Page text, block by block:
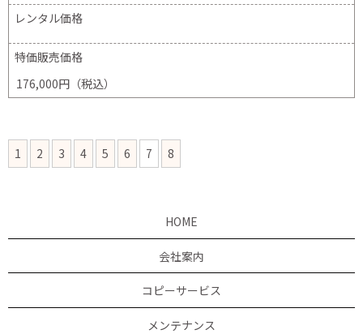
レンタル価格
特価販売価格
176,000円（税込）
1 2 3 4 5 6 7 8
HOME
会社案内
コピーサービス
メンテナンス